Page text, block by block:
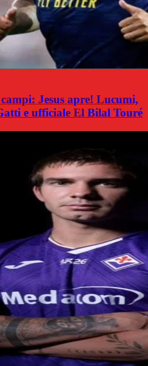
Jesus apre! Lucumi,
e ufficiale El Bilal Touré